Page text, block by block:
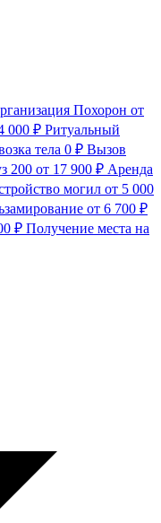
Похорон от
000 ₽ Ритуальный
тела 0 ₽ Вызов
200 от 17 900 ₽ Аренда
могил от 5 000
от 6 700 ₽
₽ Получение места на